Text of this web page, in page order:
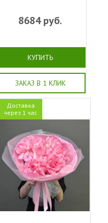
8684руб.
КУПИТЬ
ЗАКАЗ В 1 КЛИК
Доставка
через 1 час